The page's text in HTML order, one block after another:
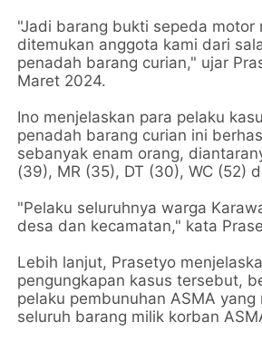
"Jadi barang bukti sepeda motor
ditemukan anggota kami dari
penadah barang curian," ujar
Maret 2024.
Ino menjelaskan para pelaku
penadah barang curian ini
sebanyak enam orang,
(39), MR (35), DT (30), WC (52)
"Pelaku seluruhnya warga
desa dan kecamatan," kata
Lebih lanjut, Prasetyo
pengungkapan kasus tersebut,
pelaku pembunuhan ASMA yang
seluruh barang milik korban